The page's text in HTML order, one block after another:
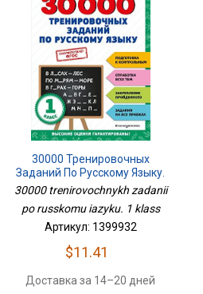
30000 Тренировочных
Заданий По Русскому Языку.
1 Класс
30000 trenirovochnykh zadanii
po russkomu iazyku. 1 klass
Артикул: 1399932
$11.41
Доставка за 14–20 дней